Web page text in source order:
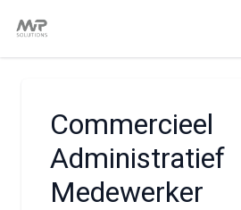
Commercieel
Administratief
Medewerker